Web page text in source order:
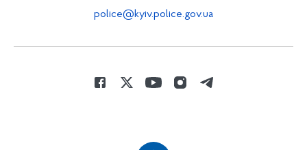
police@kyiv.police.gov.ua